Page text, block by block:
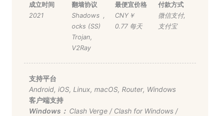
成立时间
2021
翻墙协议
Shadows
ocks (SS)
,
Trojan,
V2Ray
最便宜价格
CNY￥
0.77 每天
付款方式
微信支付,
支付宝
支持平台
Android, iOS, Linux, macOS, Router, Windows
客户端支持
Windows： Clash Verge/ Clash for Windows/